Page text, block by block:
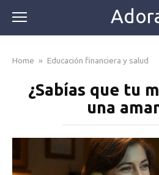
content
Home » Educación financiera y salud
¿Sabías que tu
una